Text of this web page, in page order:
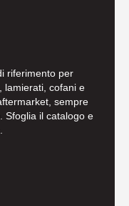
riferimento per
lamierati, cofani e
sempre
Sfoglia il catalogo e